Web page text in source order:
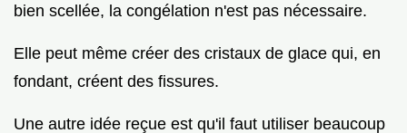
bien scellée, la congélation n'est pas nécessaire.
Elle peut même créer des cristaux de glace qui, en
fondant, créent des fissures.
Une autre idée reçue est qu'il faut utiliser beaucoup